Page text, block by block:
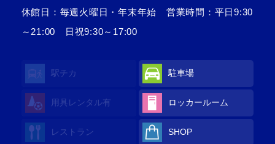
休館日：毎週火曜日・年末年始 営業時間：平日9:30
～21:00 日祝9:30～17:00
駅チカ 駐車場
用具レンタル有 ロッカールーム
レストラン SHOP